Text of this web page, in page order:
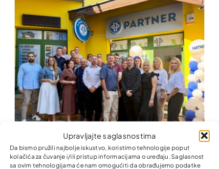
Upravljajte saglasnostima
Da bismo pružili najbolje iskustvo, koristimo tehnologije poput
kolačića za čuvanje i/ili pristup informacijama o uređaju. Saglasnost
sa ovim tehnologijama će nam omogućiti da obrađujemo podatke
Nova kancelarija Partner MKO u Donjem Rahiću –
finansijske usluge bliže građanima i privredi